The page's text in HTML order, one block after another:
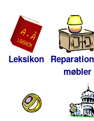
Leksikon
møbler